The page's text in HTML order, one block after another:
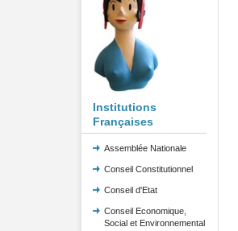
Institutions
Françaises
Assemblée Nationale
Conseil Constitutionnel
Conseil d'Etat
Conseil Economique,
Social et Environnemental